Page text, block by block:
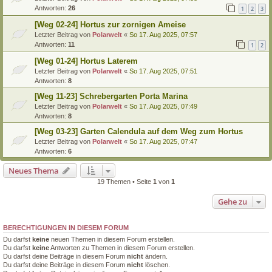
Antworten: 26 1 2 3
[Weg 02-24] Hortus zur zornigen Ameise
Letzter Beitrag von Polarwelt « So 17. Aug 2025, 07:57
Antworten: 11 1 2
[Weg 01-24] Hortus Laterem
Letzter Beitrag von Polarwelt « So 17. Aug 2025, 07:51
Antworten: 8
[Weg 11-23] Schrebergarten Porta Marina
Letzter Beitrag von Polarwelt « So 17. Aug 2025, 07:49
Antworten: 8
[Weg 03-23] Garten Calendula auf dem Weg zum Hortus
Letzter Beitrag von Polarwelt « So 17. Aug 2025, 07:47
Antworten: 6
Neues Thema
19 Themen • Seite 1 von 1
Gehe zu
BERECHTIGUNGEN IN DIESEM FORUM
Du darfst keine neuen Themen in diesem Forum erstellen.
Du darfst keineAntworten zu Themen in diesem Forum erstellen.
Du darfst deine Beiträge in diesem Forum nicht ändern.
Du darfst deine Beiträge in diesem Forum nicht löschen.